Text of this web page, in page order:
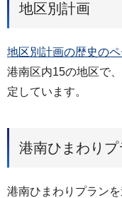
地区別計画
地区別計画の歴史の
港南区内15の地区で
定しています。
港南ひまわり
港南ひまわりプラン